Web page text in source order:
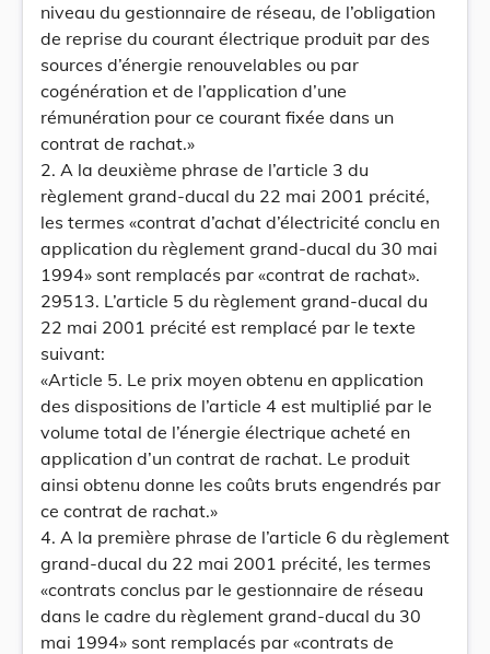
niveau du gestionnaire de réseau, de l’obligation
de reprise du courant électrique produit par des
sources d’énergie renouvelables ou par
cogénération et de l’application d’une
rémunération pour ce courant fixée dans un
contrat de rachat.»
2. A la deuxième phrase de l’article 3 du
règlement grand-ducal du 22 mai 2001 précité,
les termes «contrat d’achat d’électricité conclu en
application du règlement grand-ducal du 30 mai
1994» sont remplacés par «contrat de rachat».
29513. L’article 5 du règlement grand-ducal du
22 mai 2001 précité est remplacé par le texte
suivant:
«Article 5. Le prix moyen obtenu en application
des dispositions de l’article 4 est multiplié par le
volume total de l’énergie électrique acheté en
application d’un contrat de rachat. Le produit
ainsi obtenu donne les coûts bruts engendrés par
ce contrat de rachat.»
4. A la première phrase de l’article 6 du règlement
grand-ducal du 22 mai 2001 précité, les termes
«contrats conclus par le gestionnaire de réseau
dans le cadre du règlement grand-ducal du 30
mai 1994» sont remplacés par «contrats de